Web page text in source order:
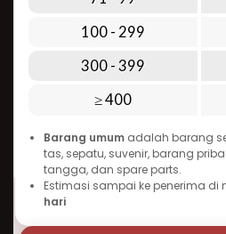
barang yang Anda kirim
ekonomis tarif per
menjadikan Repack.id
cara kirim paket murah ke
mengorbankan kualitas
Waktu Pengiriman
yang Dapat
Salah satu pertanyaan
pengiriman ke Nigeria
100 - 299
300 - 399
≥ 400
Barang umum adalah barang
tas, sepatu, suvenir, barang
tangga, dan spare parts.
Estimasi sampai ke penerima di
hari